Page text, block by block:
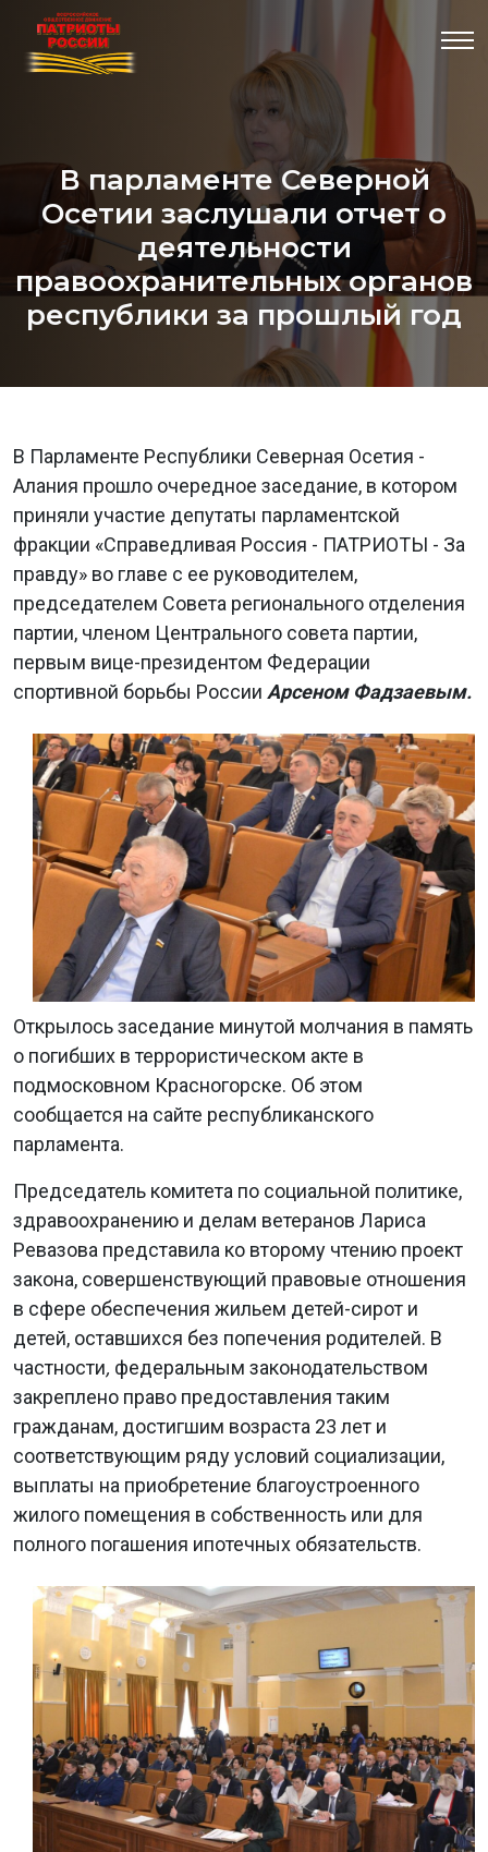
В парламенте Северной
Осетии заслушали отчет о
деятельности
правоохранительных органов
республики за прошлый год
В Парламенте Республики Северная Осетия -
Алания прошло очередное заседание, в котором
приняли участие депутаты парламентской
фракции «Справедливая Россия - ПАТРИОТЫ - За
правду» во главе с ее руководителем,
председателем Совета регионального отделения
партии, членом Центрального совета партии,
первым вице-президентом Федерации
спортивной борьбы России Арсеном Фадзаевым.
Открылось заседание минутой молчания в память
о погибших в террористическом акте в
подмосковном Красногорске. Об этом
сообщается на сайте республиканского
парламента.
Председатель комитета по социальной политике,
здравоохранению и делам ветеранов Лариса
Ревазова представила ко второму чтению проект
закона, совершенствующий правовые отношения
в сфере обеспечения жильем детей-сирот и
детей, оставшихся без попечения родителей. В
частности, федеральным законодательством
закреплено право предоставления таким
гражданам, достигшим возраста 23 лет и
соответствующим ряду условий социализации,
выплаты на приобретение благоустроенного
жилого помещения в собственность или для
полного погашения ипотечных обязательств.